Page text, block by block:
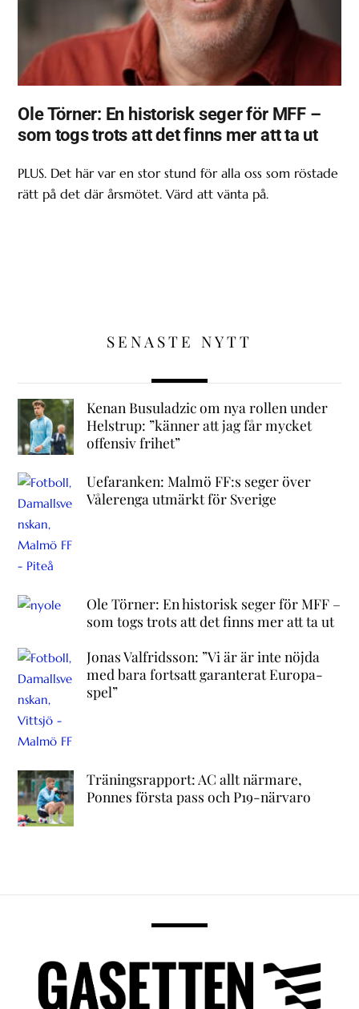
Ole Törner: En historisk seger för MFF –
som togs trots att det finns mer att ta ut
PLUS. Det här var en stor stund för alla oss som röstade
rätt på det där årsmötet. Värd att vänta på.
SENASTE NYTT
Kenan Busuladzic om nya rollen under
Helstrup: ”känner att jag får mycket
offensiv frihet”
Uefaranken: Malmö FF:s seger över
Vålerenga utmärkt för Sverige
Ole Törner: En historisk seger för MFF –
som togs trots att det finns mer att ta ut
Jonas Valfridsson: ”Vi är är inte nöjda
med bara fortsatt garanterat Europa-
spel”
Träningsrapport: AC allt närmare,
Ponnes första pass och P19-närvaro